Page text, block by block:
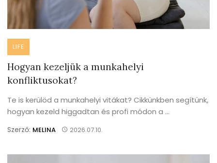
LIFE
Hogyan kezeljük a munkahelyi
konfliktusokat?
Te is kerülöd a munkahelyi vitákat? Cikkünkben segítünk,
hogyan kezeld higgadtan és profi módon a ...
Szerző: MELINA 2026.07.10.